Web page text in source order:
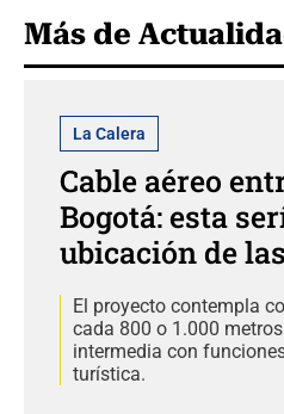
Más de
La Calera
Cable aéreo
Bogotá: esta
ubicación de
El proyecto contempla
cada 800 o 1.000
intermedia con
turística.